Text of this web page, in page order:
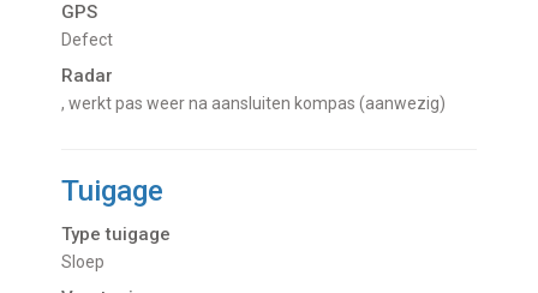
GPS
Defect
Radar
, werkt pas weer na aansluiten kompas (aanwezig)
Tuigage
Type tuigage
Sloep